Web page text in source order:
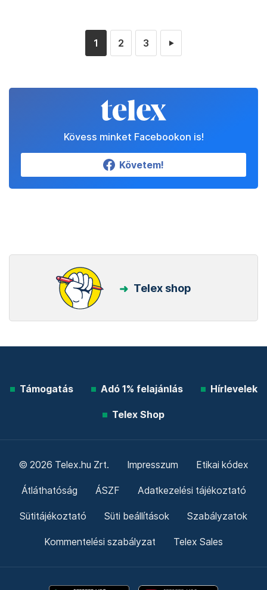
1 2 3 ►
Kövess minket Facebookon is!
Követem!
Telex shop
Támogatás Adó 1% felajánlás Hírlevelek
Telex Shop
© 2026 Telex.hu Zrt. Impresszum Etikai kódex
Átláthatóság ÁSZF Adatkezelési tájékoztató
Sütitájékoztató Süti beállítások Szabályzatok
Kommentelési szabályzat Telex Sales